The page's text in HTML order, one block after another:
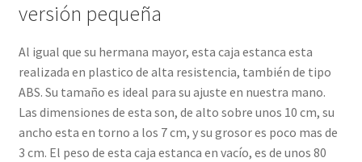
versión pequeña
Al igual que su hermana mayor, esta caja estanca esta
realizada en plastico de alta resistencia, también de tipo
ABS. Su tamaño es ideal para su ajuste en nuestra mano.
Las dimensiones de esta son, de alto sobre unos 10 cm, su
ancho esta en torno a los 7 cm, y su grosor es poco mas de
3 cm. El peso de esta caja estanca en vacío, es de unos 80